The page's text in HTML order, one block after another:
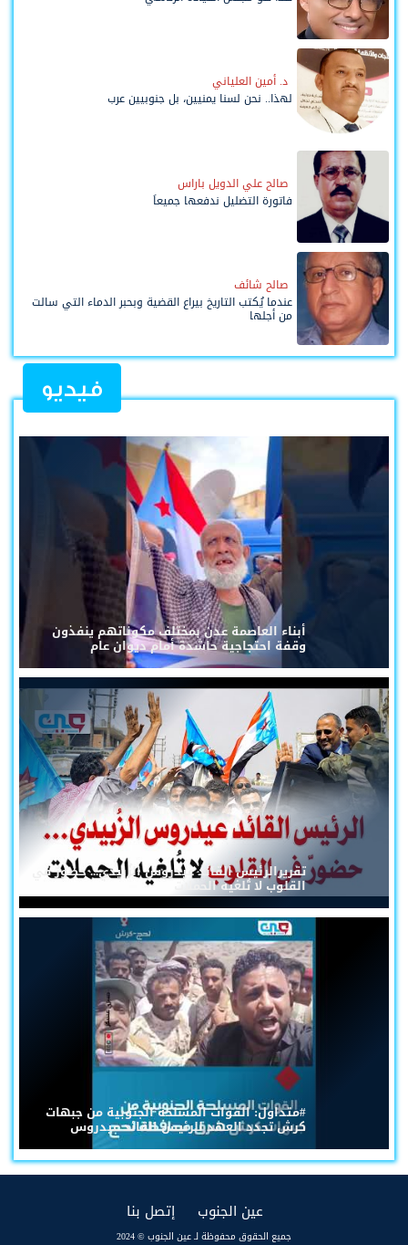
د. أمين العلياني
لهذا.. نحن لسنا يمنيين، بل جنوبيين عرب
صالح علي الدويل باراس
فاتورة التضليل ندفعها جميعاً
صالح شائف
عندما يُكتب التاريخ بيراع القضية وبحبر الدماء التي سالت
من أجلها
فيديو
أبناء العاصمة عدن بمختلف مكوناتهم ينفذون
وقفة احتجاجية حاشدة أمام ديوان عام
تقريرالرئيس القائد عيدروس الزُبيدي... حضورٌ في
القلوب لا تُلغيه الحملات
#متداول: القوات المسلحة الجنوبية من جبهات
كرش تجدد العهد للرئيس القائد عيدروس
عين الجنوب إتصل بنا
جميع الحقوق محفوظة لـ عين الجنوب © 2024